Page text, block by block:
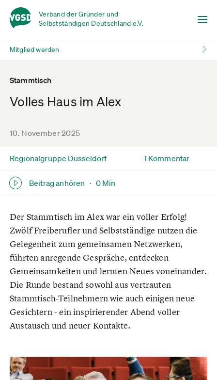
Verband der Gründer und
Selbstständigen Deutschland e.V.
Mitglied werden
Stammtisch
Volles Haus im Alex
10. November 2025
Regionalgruppe Düsseldorf
Beitrag anhören · 0 Min
1 Kommentar
Der Stammtisch im Alex war ein voller Erfolg!
Zwölf Freiberufler und Selbstständige nutzen die
Gelegenheit zum gemeinsamen Netzwerken,
führten anregende Gespräche, entdecken
Gemeinsamkeiten und lernten Neues voneinander.
Die Runde bestand sowohl aus vertrauten
Stammtisch-Teilnehmern wie auch einigen neue
Gesichtern - ein inspirierender Abend voller
Austausch und neuer Kontakte.